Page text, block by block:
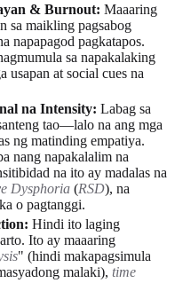
& Burnout: Maaaring
sa maikling pagsabog
napapagod pagkatapos.
sa napakalaking
usapan at social cues na
na Intensity: Labag sa
tao—lalo na ang mga
ng matinding empatiya.
nang napakalalim na
na ito ay madalas na
Dysphoria (RSD), na
o pagtanggi.
Hindi ito laging
Ito ay maaaring
" (hindi makapagsimula
malaki), time